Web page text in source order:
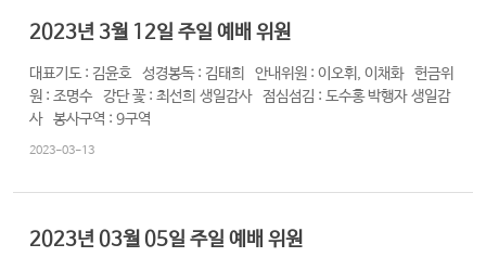
눔
예
배
자
료
사
2023년 3월 12일 주일 예배 위원
대표기도 : 김윤호 성경봉독 : 김태희 안내위원 : 이오휘, 이채화 헌금위
원 : 조명수 강단 꽃 : 최선희 생일감사 점심섬김 : 도수홍 박행자 생일감
사 봉사구역 : 9구역
2023-03-13
2023년 03월 05일 주일 예배 위원